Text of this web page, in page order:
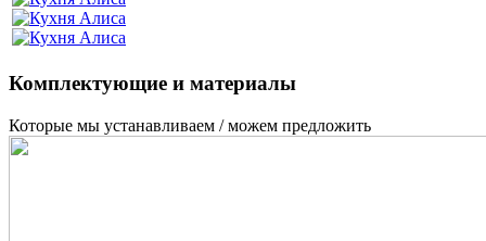
Комплектующие и материалы
Которые мы устанавливаем / можем предложить